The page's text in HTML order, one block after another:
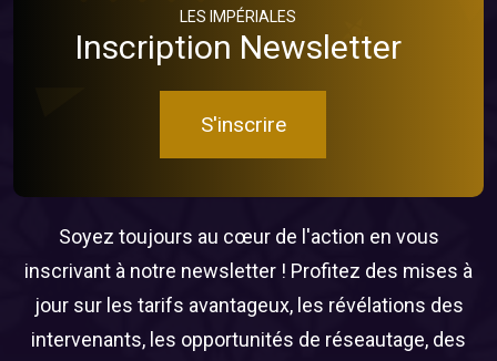
LES IMPÉRIALES
Inscription Newsletter
S'inscrire
Soyez toujours au cœur de l'action en vous
inscrivant à notre newsletter ! Profitez des mises à
jour sur les tarifs avantageux, les révélations des
intervenants, les opportunités de réseautage, des